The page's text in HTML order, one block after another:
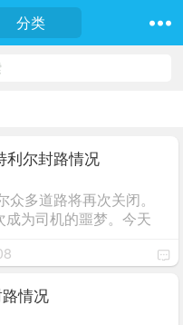
最新发表
分类
利尔封路情况
多道路将再次关闭。
成为司机的噩梦。今天
Marie Expressway
情况